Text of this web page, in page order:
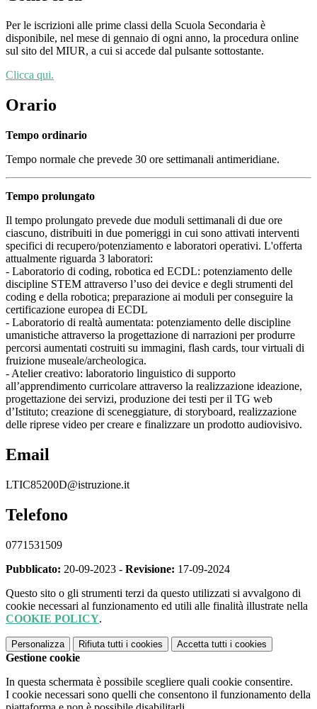
Per le iscrizioni alle prime classi della Scuola Secondaria è
disponibile, nel mese di gennaio di ogni anno, la procedura online
sul sito del MIUR, a cui si accede dal pulsante sottostante.
Clicca qui.
Orario
Tempo ordinario
Tempo normale che prevede 30 ore settimanali antimeridiane.
Tempo prolungato
Il tempo prolungato prevede due moduli settimanali di due ore
ciascuno, distribuiti in due pomeriggi in cui sono attivati interventi
specifici di recupero/potenziamento e laboratori operativi. L'offerta
attualmente riguarda 3 laboratori:
- Laboratorio di coding, robotica ed ECDL: potenziamento delle
discipline STEM attraverso l’uso dei device e degli strumenti del
coding e della robotica; preparazione ai moduli per conseguire la
certificazione europea di ECDL
- Laboratorio di realtà aumentata: potenziamento delle discipline
umanistiche attraverso la progettazione di narrazioni per produrre
percorsi aumentati costruiti su immagini, flash cards, tour virtuali di
fruizione museale/archeologica.
- Atelier creativo: laboratorio linguistico di supporto
all’apprendimento curricolare attraverso la realizzazione ideazione,
progettazione dei servizi, produzione dei testi per il TG web
d’Istituto; creazione di sceneggiature, di storyboard, realizzazione
delle riprese video per creare e finalizzare un prodotto audiovisivo.
Email
LTIC85200D@istruzione.it
Telefono
0771531509
Pubblicato: 20-09-2023 - Revisione: 17-09-2024
Questo sito o gli strumenti terzi da questo utilizzati si avvalgono di
cookie necessari al funzionamento ed utili alle finalità illustrate nella
COOKIE POLICY.
Personalizza Rifiuta tutti i cookies Accetta tutti i cookies
Gestione cookie
In questa schermata è possibile scegliere quali cookie consentire.
I cookie necessari sono quelli che consentono il funzionamento della